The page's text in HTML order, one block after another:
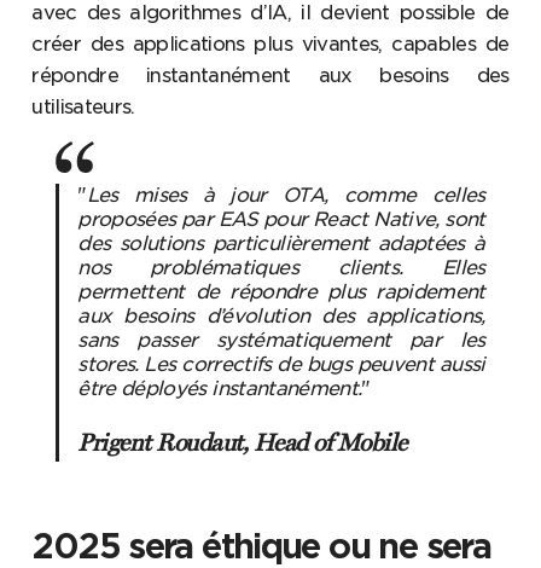
avec des algorithmes d’IA, il devient possible de
créer des applications plus vivantes, capables de
répondre instantanément aux besoins des
utilisateurs.
"Les mises à jour OTA, comme celles
proposées par EAS pour React Native, sont
des solutions particulièrement adaptées à
nos problématiques clients. Elles
permettent de répondre plus rapidement
aux besoins d’évolution des applications,
sans passer systématiquement par les
stores. Les correctifs de bugs peuvent aussi
être déployés instantanément."
Prigent Roudaut, Head of Mobile
2025 sera éthique ou ne sera